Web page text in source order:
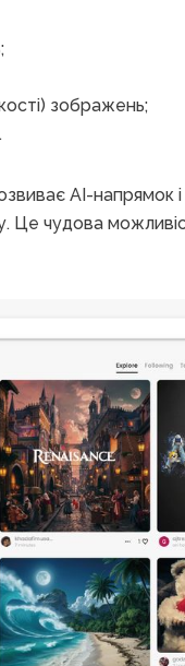
зображень;
AI-напрямок
чудова